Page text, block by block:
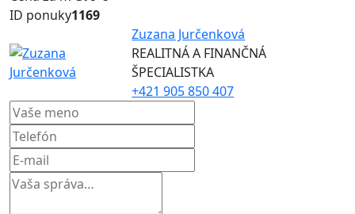
ID ponuky1169
Zuzana Jurčenková
REALITNÁ A FINANČNÁ
ŠPECIALISTKA
+421 905 850 407